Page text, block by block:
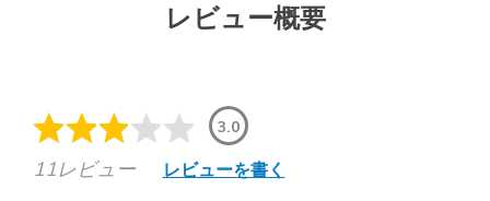
レビュー概要
3.0
11レビュー レビューを書く